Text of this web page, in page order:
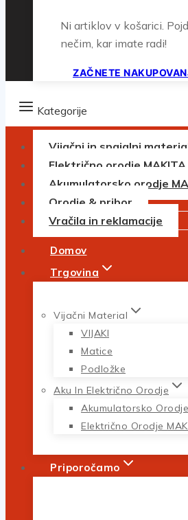
Ni artiklov v košarici.
nečim, kar imate radi!
ZAČNETE
Kategorije
Vijačni in spajalni
Električno orodje MAKITA
Akumulatorsko orodje
Orodje & pribor
Vračila in reklamacije
Domov
Trgovina
Vijačni Material
VIJAKI
Matice
Podložke
Aku In Električno Orodje
Akumulatorsko
Električno Orodje
Priporočamo